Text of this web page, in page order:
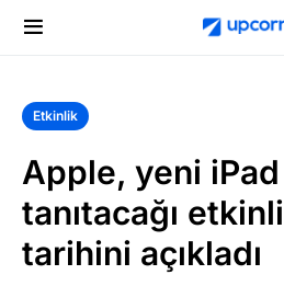
Etkinlik
Apple, yeni
tanıtacağı
tarihini açıkladı